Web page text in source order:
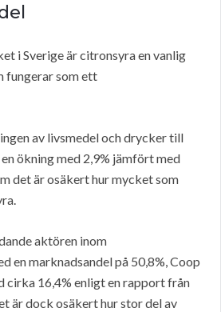
i Sverige är citronsyra en vanlig
fungerar som ett
av livsmedel och drycker till
ökning med 2,9% jämfört med
det är osäkert hur mycket som
aktören inom
en marknadsandel på 50,8%, Coop
cirka 16,4% enligt en rapport från
är dock osäkert hur stor del av